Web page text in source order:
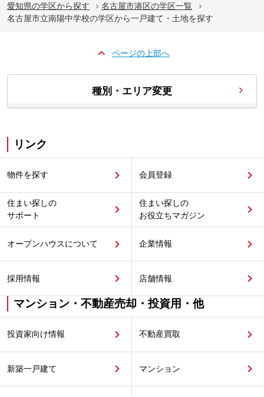
愛知県の学区から探す
名古屋市港区の学区一覧
名古屋市立南陽中学校の学区から一戸建て・土地を探す
ページの上部へ
種別・エリア変更
リンク
物件を探す 会員登録
住まい探しの
サポート
住まい探しの
お役立ちマガジン
オープンハウスについて 企業情報
採用情報 店舗情報
マンション・不動産売却・投資用・他
投資家向け情報 不動産買取
新築一戸建て マンション